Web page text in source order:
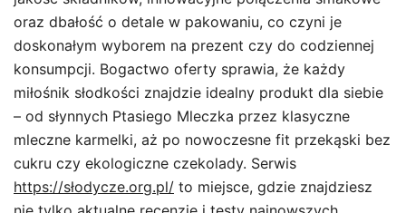
oraz dbałość o detale w pakowaniu, co czyni je
doskonałym wyborem na prezent czy do codziennej
konsumpcji. Bogactwo oferty sprawia, że każdy
miłośnik słodkości znajdzie idealny produkt dla siebie
– od słynnych Ptasiego Mleczka przez klasyczne
mleczne karmelki, aż po nowoczesne fit przekąski bez
cukru czy ekologiczne czekolady. Serwis
https://słodycze.org.pl/ to miejsce, gdzie znajdziesz